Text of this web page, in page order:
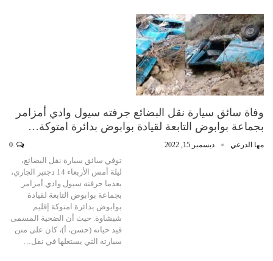
وفاة سائق سيارة نقل البضائع جرفته سيول وادي أمزامر
بجماعة بوابوض التابعة لقيادة بوابوض بدائرة امتوكة…
مها الدرعي ديسمبر 15, 2022
توفي سائق سيارة نقل البضائع،
ليلة أمس الأربعاء 14 دجنبر الجاري،
بعدما جرفته سيول وادي أمزامر
بجماعة بوابوض التابعة لقيادة
بوابوض بدائرة امتوكة إقليم
شيشاوة. حيث أن الضحية المسمى
قيد حياته (حسن، أ)، كان على متن
سيارته التي يستغلها في نقل…